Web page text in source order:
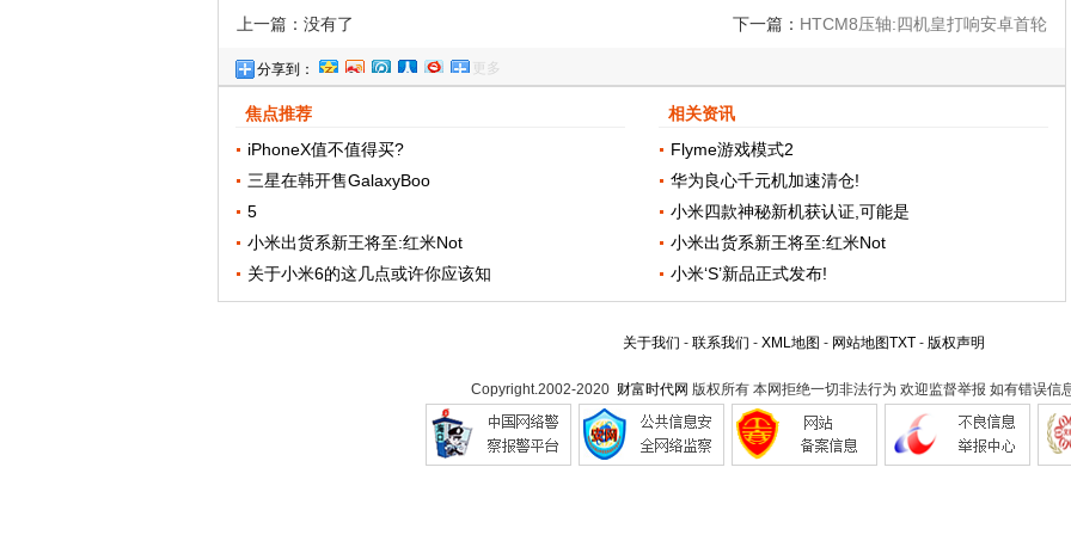
上一篇：没有了 下一篇： HTCM8压轴:四机皇打响安卓首轮
分享到： 更多
焦点推荐
iPhoneX值不值得买?
三星在韩开售GalaxyBoo
5
小米出货系新王将至:红米Not
关于小米6的这几点或许你应该知
相关资讯
Flyme游戏模式2
华为良心千元机加速清仓!
小米四款神秘新机获认证,可能是
小米出货系新王将至:红米Not
小米‘S’新品正式发布!
关于我们 - 联系我们 - XML地图 - 网站地图TXT- 版权声明
Copyright.2002-2020 财富时代网 版权所有 本网拒绝一切非法行为 欢迎监督举报 如有错误信